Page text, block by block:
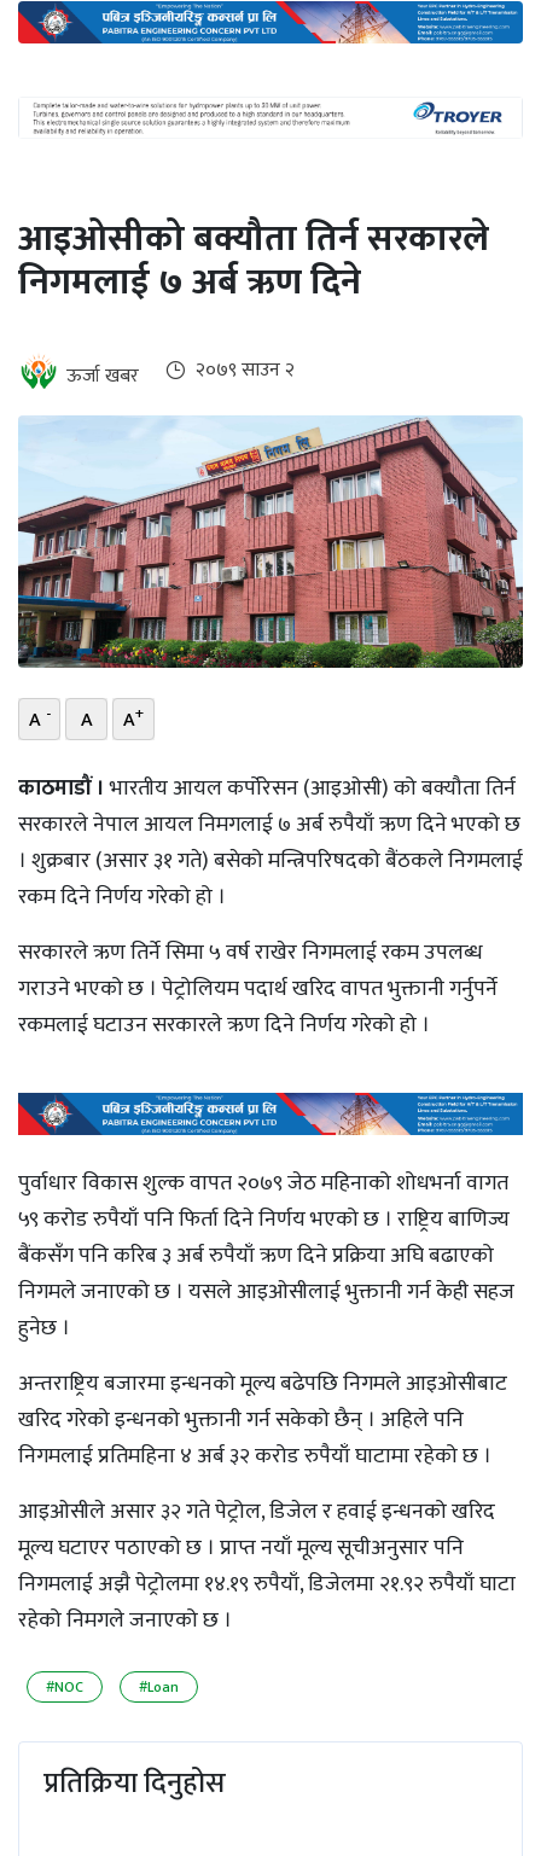
ऊर्जा
दक्षता
खबर
हरित
इभी
सम्पादकीय
बैंक
पर्यटन
भिडियो
छापा
खोज
प्रोफाइल
ऊर्जा
विशेष
आइओसीको बक्यौता तिर्न सरकारले
निगमलाई ७ अर्ब ऋण दिने
ऊर्जा खबर २०७९ साउन २
A - A A+
काठमाडौं ।भारतीय आयल कर्पोरेसन (आइओसी) को बक्यौता तिर्न
सरकारले नेपाल आयल निमगलाई ७ अर्ब रुपैयाँ ऋण दिने भएको छ
। शुक्रबार (असार ३१ गते) बसेको मन्त्रिपरिषदको बैंठकले निगमलाई
रकम दिने निर्णय गरेको हो ।
सरकारले ऋण तिर्ने सिमा ५ वर्ष राखेर निगमलाई रकम उपलब्ध
गराउने भएको छ । पेट्रोलियम पदार्थ खरिद वापत भुक्तानी गर्नुपर्ने
रकमलाई घटाउन सरकारले ऋण दिने निर्णय गरेको हो ।
पुर्वाधार विकास शुल्क वापत २०७९ जेठ महिनाको शोधभर्ना वागत
५९ करोड रुपैयाँ पनि फिर्ता दिने निर्णय भएको छ । राष्ट्रिय बाणिज्य
बैंकसँग पनि करिब ३ अर्ब रुपैयाँ ऋण दिने प्रक्रिया अघि बढाएको
निगमले जनाएको छ । यसले आइओसीलाई भुक्तानी गर्न केही सहज
हुनेछ ।
अन्तराष्ट्रिय बजारमा इन्धनको मूल्य बढेपछि निगमले आइओसीबाट
खरिद गरेको इन्धनको भुक्तानी गर्न सकेको छैन् । अहिले पनि
निगमलाई प्रतिमहिना ४ अर्ब ३२ करोड रुपैयाँ घाटामा रहेको छ ।
आइओसीले असार ३२ गते पेट्रोल, डिजेल र हवाई इन्धनको खरिद
मूल्य घटाएर पठाएको छ । प्राप्त नयाँ मूल्य सूचीअनुसार पनि
निगमलाई अझै पेट्रोलमा १४.१९ रुपैयाँ, डिजेलमा २१.९२ रुपैयाँ घाटा
रहेको निमगले जनाएको छ ।
#NOC #Loan
प्रतिक्रिया दिनुहोस